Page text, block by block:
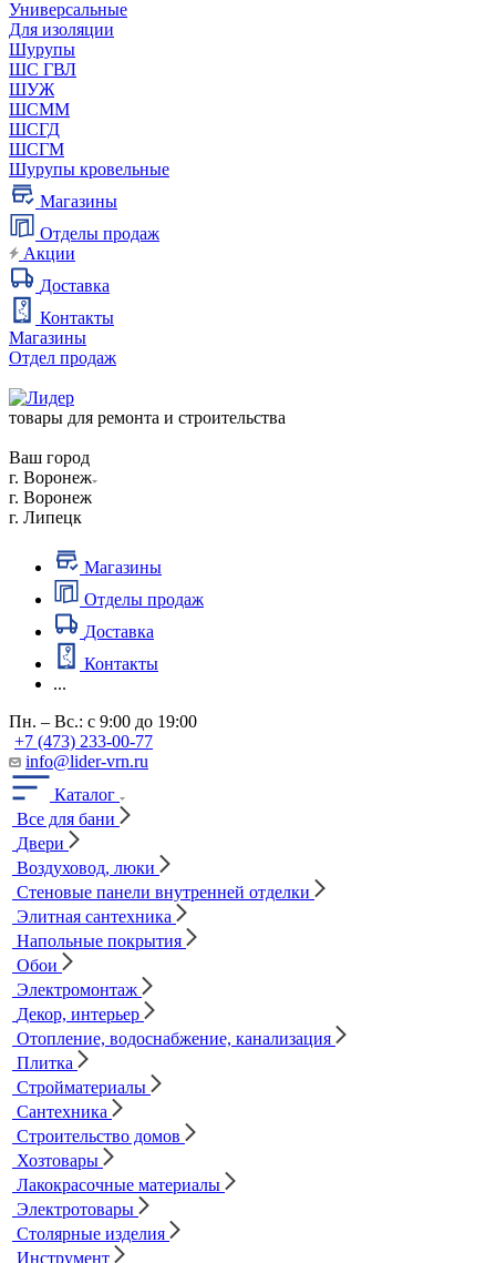
Универсальные
Для изоляции
Шурупы
ШС ГВЛ
ШУЖ
ШСММ
ШСГД
ШСГМ
Шурупы кровельные
Магазины
Отделы продаж
Акции
Доставка
Контакты
Магазины
Отдел продаж
товары для ремонта и строительства
Ваш город
г. Воронеж
г. Воронеж
г. Липецк
Магазины
Отделы продаж
Доставка
Контакты
...
Пн. – Вс.: с 9:00 до 19:00
+7 (473) 233-00-77
info@lider-vrn.ru
Каталог
Все для бани
Двери
Воздуховод, люки
Стеновые панели внутренней отделки
Элитная сантехника
Напольные покрытия
Обои
Электромонтаж
Декор, интерьер
Отопление, водоснабжение, канализация
Плитка
Стройматериалы
Сантехника
Строительство домов
Хозтовары
Лакокрасочные материалы
Электротовары
Столярные изделия
Инструмент